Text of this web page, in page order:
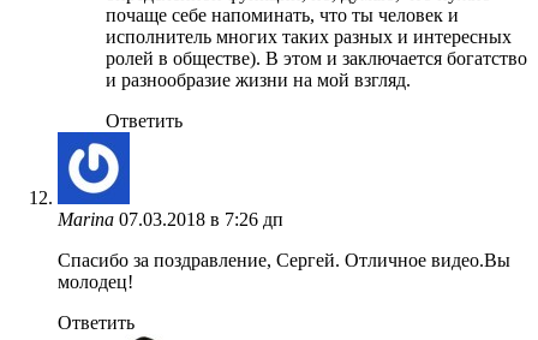
почаще себе напоминать, что ты человек и
исполнитель многих таких разных и интересных
ролей в обществе). В этом и заключается богатство
и разнообразие жизни на мой взгляд.
Ответить
Marina 07.03.2018 в 7:26 дп
Спасибо за поздравление, Сергей. Отличное видео.Вы
молодец!
Ответить